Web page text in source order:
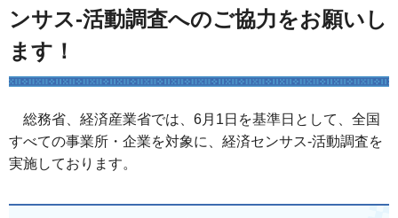
ンサス-活動調査へのご協力をお願いし
ます！
総務省、経済産業省では、6月1日を基準日として、全国
すべての事業所・企業を対象に、経済センサス-活動調査を
実施しております。